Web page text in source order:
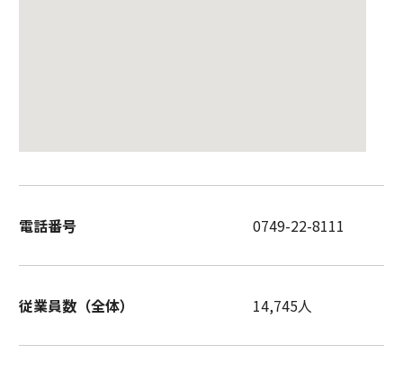
電話番号 0749-22-8111
従業員数（全体） 14,745人